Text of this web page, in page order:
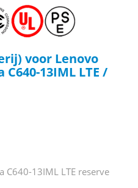
voor Lenovo
C640-13IML LTE /
C640-13IML LTE reserve